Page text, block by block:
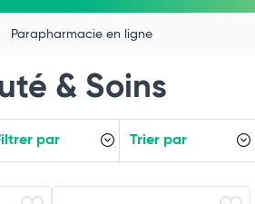
Parapharmacie en ligne
& Soins
par Trier par